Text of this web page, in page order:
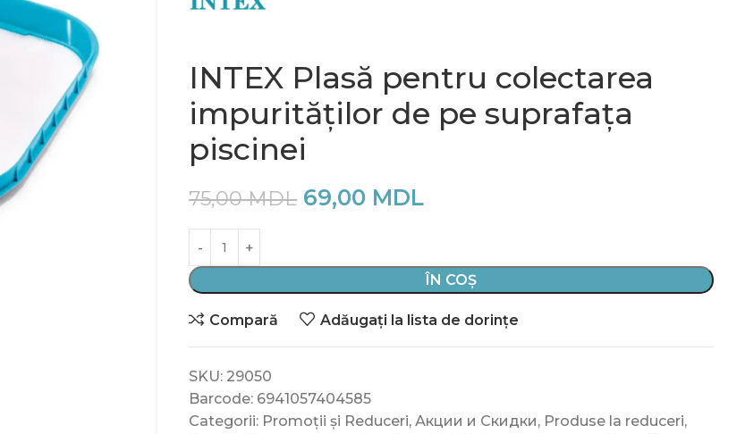
INTEX Plasă pentru colectarea
impurităților de pe suprafața
piscinei
75,00MDL 69,00 MDL
ÎN COȘ
Compară Adăugați la lista de dorințe
SKU: 29050
Barcode: 6941057404585
Categorii: Promoții și Reduceri, Акции и Скидки, Produse la reduceri,